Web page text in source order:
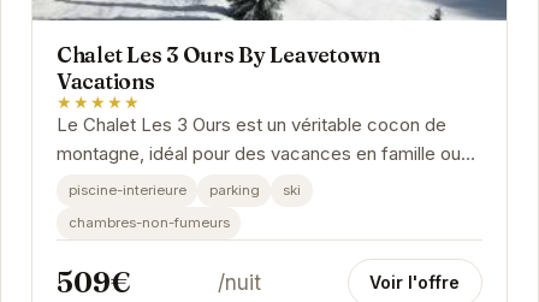
Chalet Les 3 Ours By Leavetown
Vacations
★★★★★
Le Chalet Les 3 Ours est un véritable cocon de
montagne, idéal pour des vacances en famille ou
entre amis. Son intérieur chaleureux et
piscine-interieure parking
ski
chambres-non-fumeurs
509€ /nuit Voir l'offre